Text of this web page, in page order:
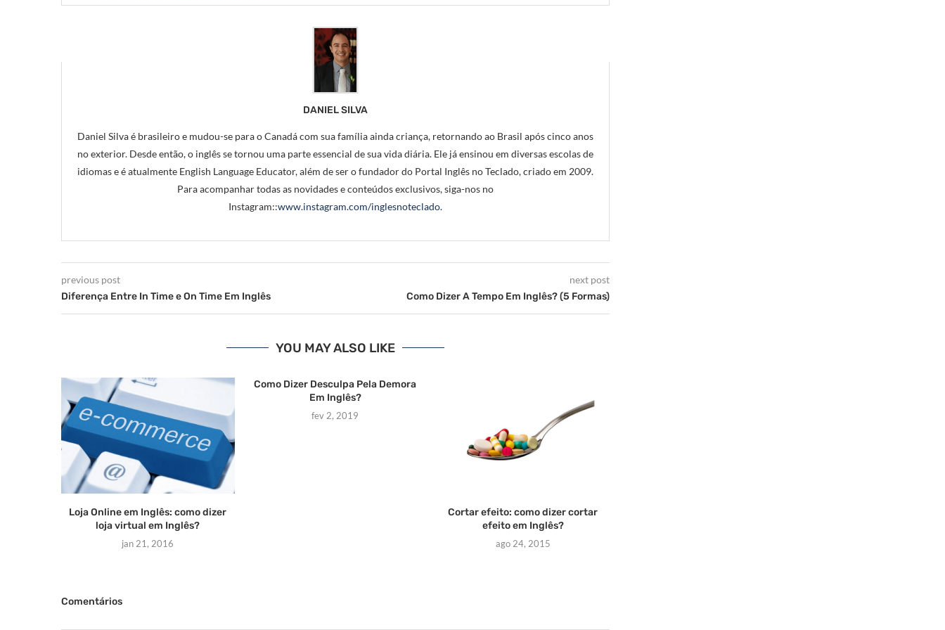
DANIEL SILVA
Daniel Silva é brasileiro e mudou-se para o Canadá com sua família ainda criança, retornando ao Brasil após cinco anos
no exterior. Desde então, o inglês se tornou uma parte essencial de sua vida diária. Ele já ensinou em diversas escolas de
idiomas e é atualmente English Language Educator, além de ser o fundador do Portal Inglês no Teclado, criado em 2009.
Para acompanhar todas as novidades e conteúdos exclusivos, siga-nos no
Instagram::www.instagram.com/inglesnoteclado.
previous post
Diferença Entre In Time e On Time Em Inglês
next post
Como Dizer A Tempo Em Inglês? (5 Formas)
YOU MAY ALSO LIKE
Loja Online em Inglês: como dizer
loja virtual em Inglês?
jan 21, 2016
Como Dizer Desculpa Pela Demora
Em Inglês?
fev 2, 2019
Cortar efeito: como dizer cortar
efeito em Inglês?
ago 24, 2015
Comentários